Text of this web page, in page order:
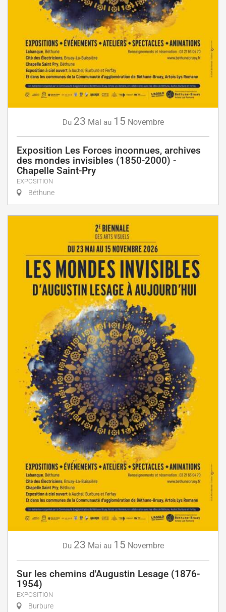
Du 23 Mai au 15 Novembre
Exposition Les Forces inconnues, archives
des mondes invisibles (1850-2000) -
Chapelle Saint-Pry
EXPOSITION
Béthune
Du 23 Mai au 15 Novembre
Sur les chemins d'Augustin Lesage (1876-
1954)
EXPOSITION
Burbure